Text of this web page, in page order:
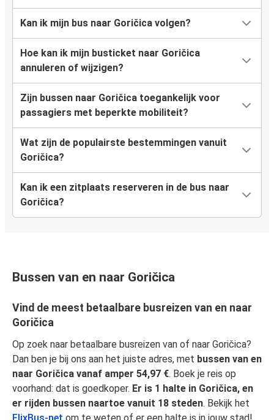
Kan ik mijn bus naar Goričica volgen?
Hoe kan ik mijn busticket naar Goričica
annuleren of wijzigen?
Zijn bussen naar Goričica toegankelijk voor
passagiers met beperkte mobiliteit?
Wat zijn de populairste bestemmingen vanuit
Goričica?
Kan ik een zitplaats reserveren in de bus naar
Goričica?
Bussen van en naar Goričica
Vind de meest betaalbare busreizen van en naar
Goričica
Op zoek naar betaalbare busreizen van of naar Goričica?
Dan ben je bij ons aan het juiste adres, met bussen van en
naar Goričica vanaf amper 54,97 €. Boek je reis op
voorhand: dat is goedkoper. Er is 1 halte in Goričica, en
er rijden bussen naartoe vanuit 18 steden. Bekijk het